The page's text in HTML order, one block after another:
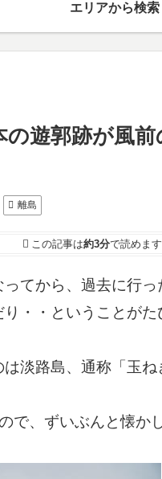
エリアから検索
遊郭跡が風前
離島
この記事は約3分で読めます
てから、過去に行
・・ということがた
淡路島、通称「玉
で、ずいぶんと懐か